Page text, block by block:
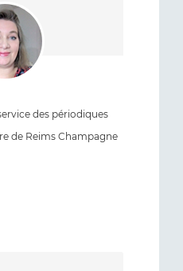
des périodiques
de Reims Champagne